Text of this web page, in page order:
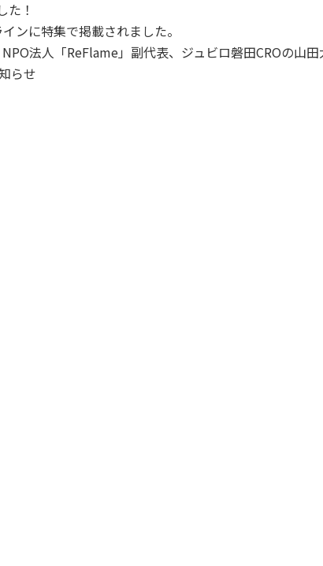
た！
ンに特集で掲載されました。
法人「ReFlame」副代表、ジュビロ磐田CROの山
らせ